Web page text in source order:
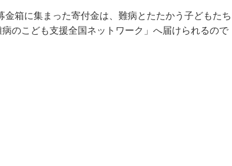
箱に集まった寄付金は、難病とたたかう子どもたち
のこども支援全国ネットワーク」へ届けられるので